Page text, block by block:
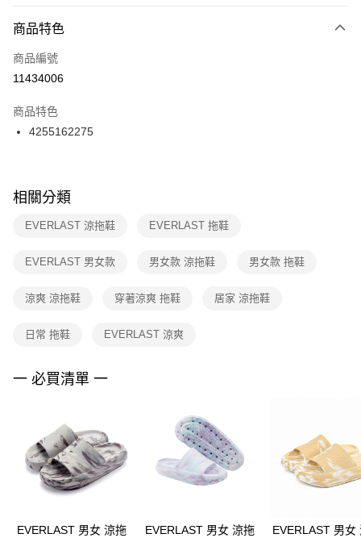
台灣樂天信用卡公司
【關於「AFTEE先享後付」】
便利好安心！
１．簡單：不需註冊會員、不需綁卡、不需儲值。
【「AFTEE先享後付」結帳流程】
３．收到繳費通知簡訊後14天內，點擊此簡訊中的連結，可透過四大超商／
ATM／網路銀行／等多元方式進行付款，方視為交易完成。
※ 請注意：結帳手續完成當下不需立刻繳費，但若您需要取消訂單，請聯絡
購買商品的店家。未經商家同意取消之訂單仍視為有效，需透過AFTEE先享
※ 交易是否成功請以「AFTEE先享後付 」之結帳頁面顯示為準，若有關於
客戶支援中心」
https://netprotections.freshdesk.com/support/home
１．透過由恩沛科技股份有限公司提供之「AFTEE先享後付」服務完成之交
２．關於個人資料處理事宜，請瀏覽以下網址：
「AFTEE先享後付」，若未經同意申辦者引起之損失，本公司不負相關責
４．使用「AFTEE先享後付」時，將依據個別帳號之用戶狀況，依本公司即
時審查核予不同之上限額度；若仍有額度不足之情形，本公司將視審查結果
請求用戶進行身份認證。
５．嚴禁一人註冊多個帳號或使用他人資訊註冊。若發現惡意使用之情形，
運送方式
7-11取貨(快速到店)
宅配
每筆NT$100，滿NT$1,500(含以上)免運費
商品特色
商品編號
11434006
商品特色
4255162275
相關分類
EVERLAST 涼拖鞋 EVERLAST 拖鞋
EVERLAST 男女款 男女款 涼拖鞋 男女款 拖鞋
涼爽 涼拖鞋 穿著涼爽 拖鞋 居家 涼拖鞋
日常 拖鞋 EVERLAST 涼爽
一 必買清單 一
EVERLAST 男女 涼拖
EVERLAST 男女 涼拖
EVERLAST 男女